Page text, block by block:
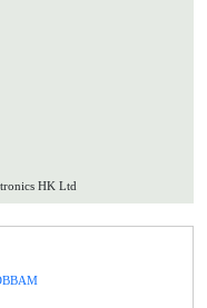
HK Ltd